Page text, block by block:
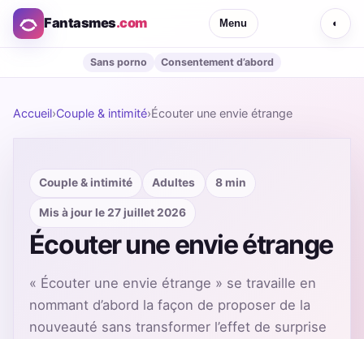
Fantasmes.com Menu ◐
Sans porno Consentement d’abord
Accueil›Couple & intimité›Écouter une envie étrange
Couple & intimité Adultes 8 min
Mis à jour le 27 juillet 2026
Écouter une envie étrange
« Écouter une envie étrange » se travaille en
nommant d’abord la façon de proposer de la
nouveauté sans transformer l’effet de surprise